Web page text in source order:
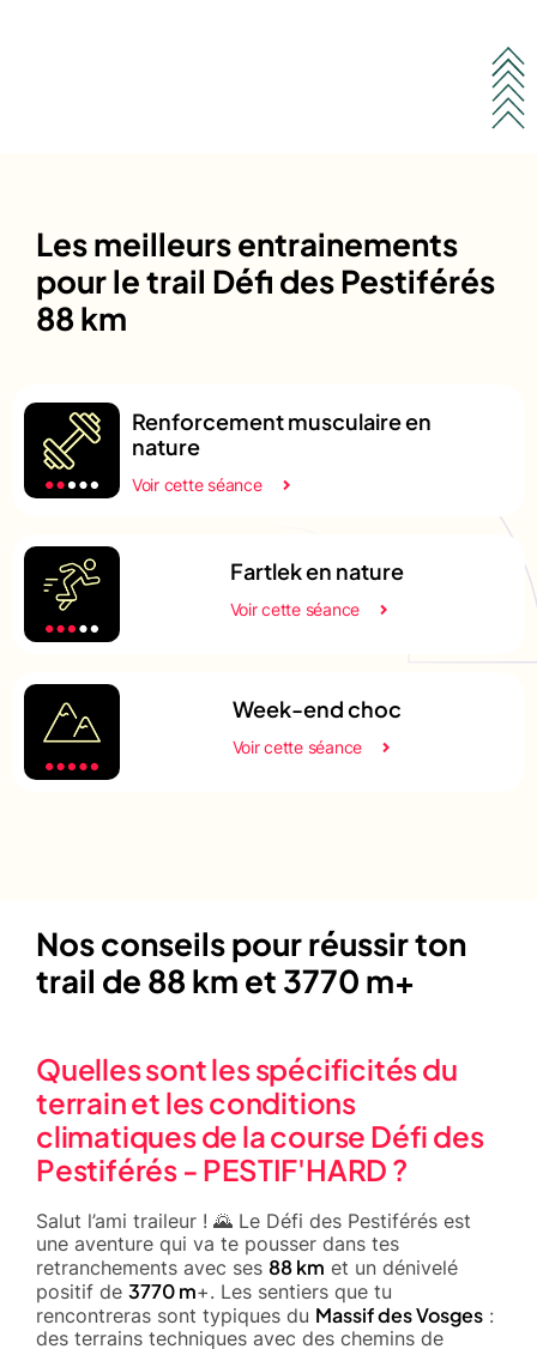
Les meilleurs entrainements
pour le trail Défi des Pestiférés
88 km
Renforcement musculaire en
nature
Voir cette séance
Fartlek en nature
Voir cette séance
Week-end choc
Voir cette séance
Nos conseils pour réussir ton
trail de 88 km et 3770 m+
Quelles sont les spécificités du
terrain et les conditions
climatiques de la course Défi des
Pestiférés - PESTIF'HARD ?
Salut l’ami traileur ! 🌄 Le Défi des Pestiférés est
une aventure qui va te pousser dans tes
retranchements avec ses 88 km et un dénivelé
positif de 3770 m+. Les sentiers que tu
rencontreras sont typiques du Massif des Vosges :
des terrains techniques avec des chemins de